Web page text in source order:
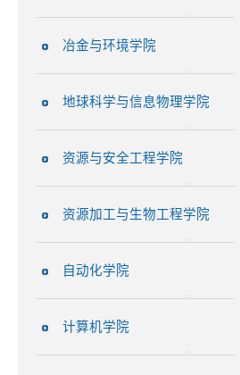
冶金与环境学院
地球科学与信息物理学院
资源与安全工程学院
资源加工与生物工程学院
自动化学院
计算机学院